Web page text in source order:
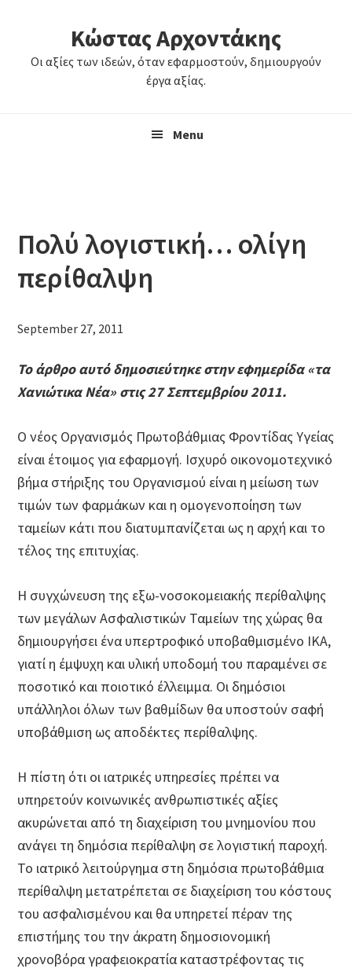
primary
Κώστας Αρχοντάκης
Οι αξίες των ιδεών, όταν εφαρμοστούν, δημιουργούν
έργα αξίας.
Menu
Πολύ λογιστική… ολίγη
περίθαλψη
September 27, 2011
Το άρθρο αυτό δημοσιεύτηκε στην εφημερίδα «τα
Χανιώτικα Νέα» στις 27 Σεπτεμβρίου 2011.
O νέος Οργανισμός Πρωτοβάθμιας Φροντίδας Υγείας
είναι έτοιμος για εφαρμογή. Ισχυρό οικονομοτεχνικό
βήμα στήριξης του Οργανισμού είναι η μείωση των
τιμών των φαρμάκων και η ομογενοποίηση των
ταμείων κάτι που διατυμπανίζεται ως η αρχή και το
τέλος της επιτυχίας.
Η συγχώνευση της εξω-νοσοκομειακής περίθαλψης
των μεγάλων Ασφαλιστικών Ταμείων της χώρας θα
δημιουργήσει ένα υπερτροφικό υποβαθμισμένο ΙΚΑ,
γιατί η έμψυχη και υλική υποδομή του παραμένει σε
ποσοτικό και ποιοτικό έλλειμμα. Οι δημόσιοι
υπάλληλοι όλων των βαθμίδων θα υποστούν σαφή
υποβάθμιση ως αποδέκτες περίθαλψης.
Η πίστη ότι οι ιατρικές υπηρεσίες πρέπει να
υπηρετούν κοινωνικές ανθρωπιστικές αξίες
ακυρώνεται από τη διαχείριση του μνημονίου που
ανάγει τη δημόσια περίθαλψη σε λογιστική παροχή.
Το ιατρικό λειτούργημα στη δημόσια πρωτοβάθμια
περίθαλψη μετατρέπεται σε διαχείριση του κόστους
του ασφαλισμένου και θα υπηρετεί πέραν της
επιστήμης του την άκρατη δημοσιονομική
χρονοβόρα γραφειοκρατία καταστρέφοντας τις